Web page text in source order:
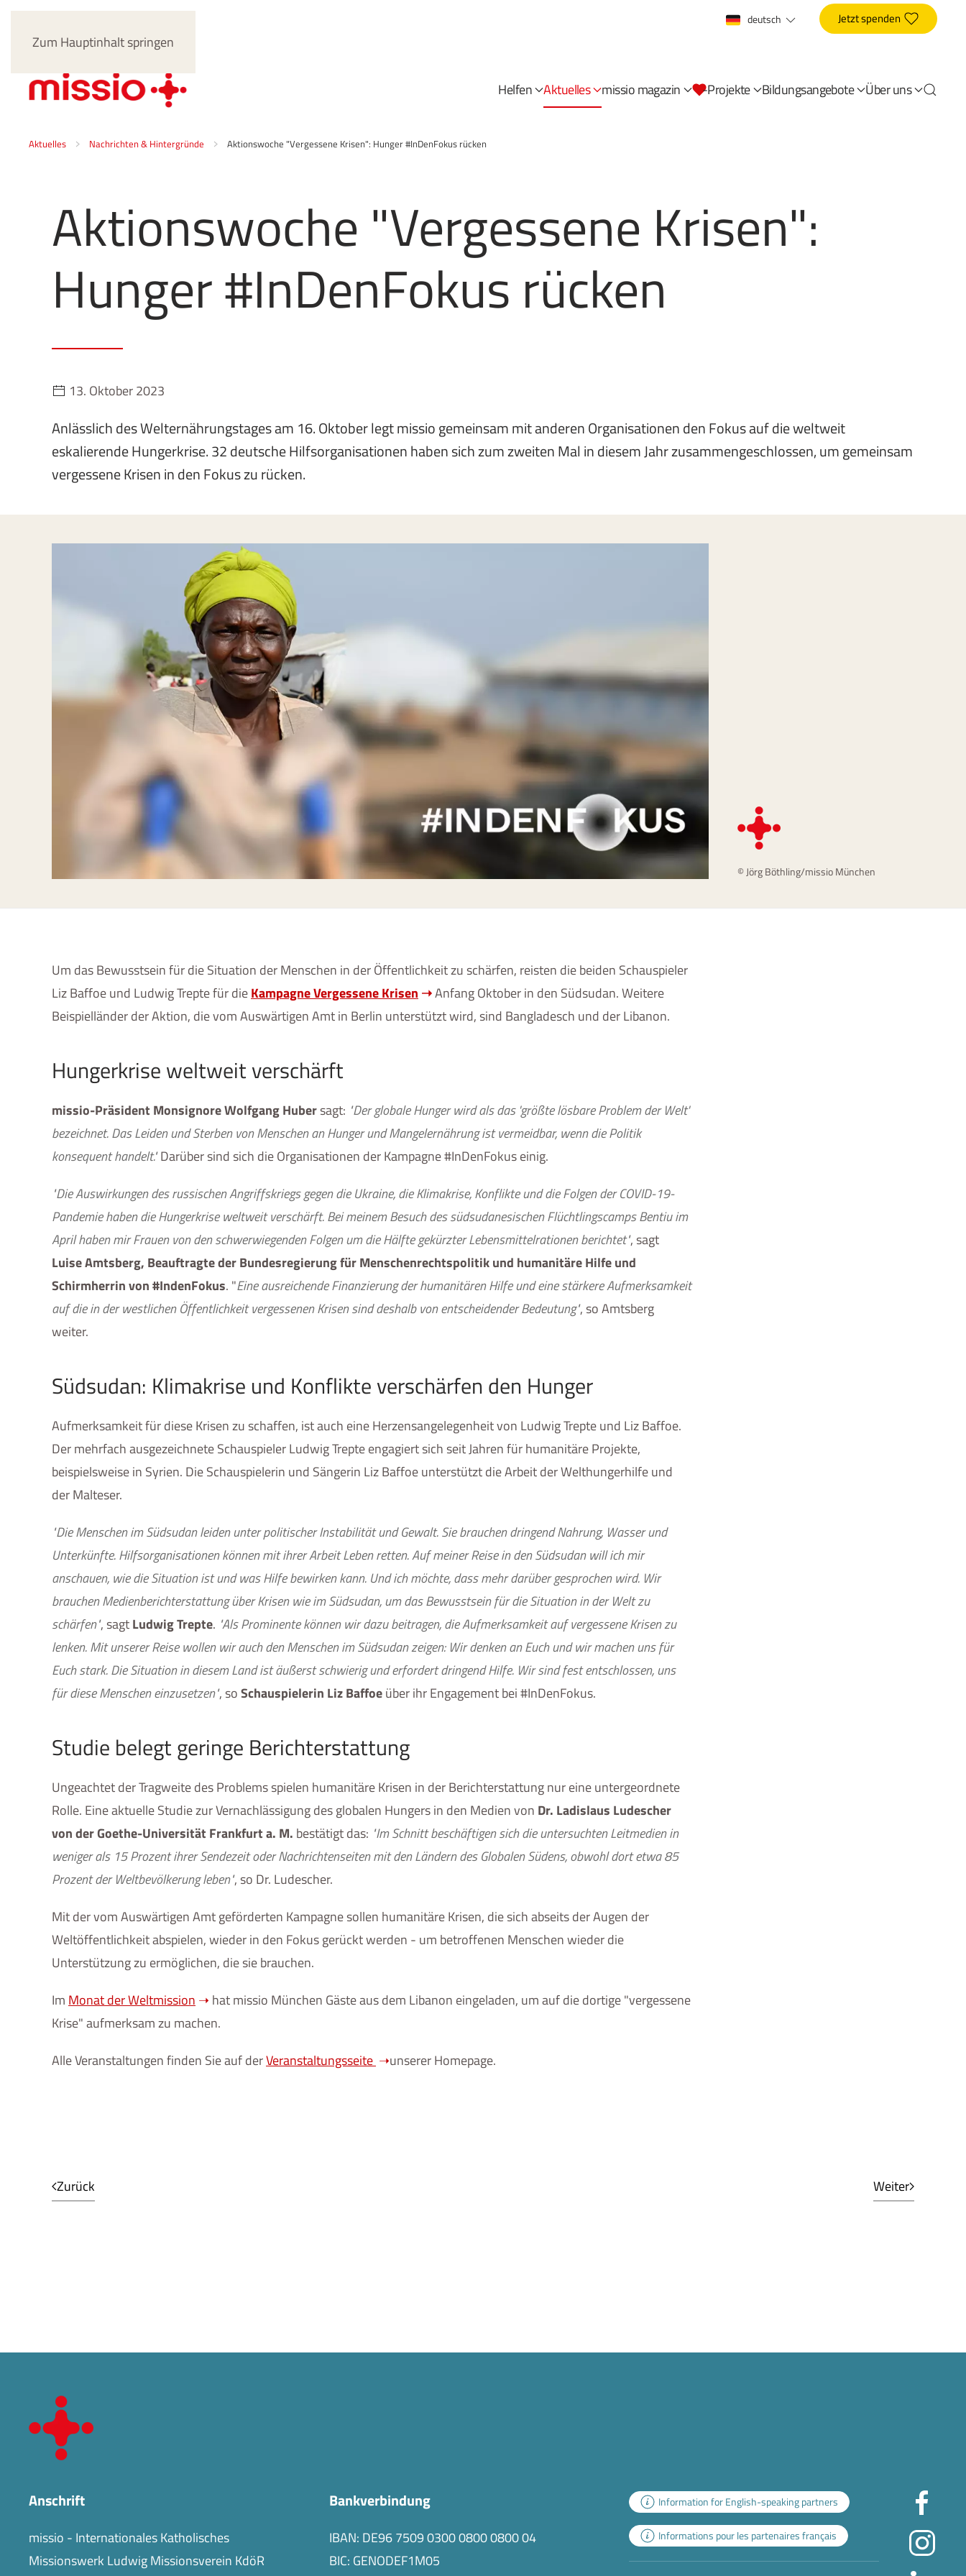
Zum Hauptinhalt springen
deutsch Jetzt spenden
Helfen Aktuelles missio magazin -Projekte Bildungsangebote Über uns
Aktuelles Nachrichten & Hintergründe Aktionswoche "Vergessene Krisen": Hunger #InDenFokus rücken
Aktionswoche "Vergessene Krisen":
Hunger #InDenFokus rücken
13. Oktober 2023
Anlässlich des Welternährungstages am 16. Oktober legt missio gemeinsam mit anderen Organisationen den Fokus auf die weltweit
eskalierende Hungerkrise. 32 deutsche Hilfsorganisationen haben sich zum zweiten Mal in diesem Jahr zusammengeschlossen, um gemeinsam
vergessene Krisen in den Fokus zu rücken.
© Jörg Böthling/missio München
Um das Bewusstsein für die Situation der Menschen in der Öffentlichkeit zu schärfen, reisten die beiden Schauspieler
Liz Baffoe und Ludwig Trepte für dieKampagne Vergessene Krisen
Anfang Oktober in den Südsudan. Weitere
Beispielländer der Aktion, die vom Auswärtigen Amt in Berlin unterstützt wird, sind Bangladesch und der Libanon.
Hungerkrise weltweit verschärft
missio-Präsident Monsignore Wolfgang Hubersagt: "Der globale Hunger wird als das 'größte lösbare Problem der Welt'
bezeichnet. Das Leiden und Sterben von Menschen an Hunger und Mangelernährung ist vermeidbar, wenn die Politik
konsequent handelt."Darüber sind sich die Organisationen der Kampagne #InDenFokus einig.
"Die Auswirkungen des russischen Angriffskriegs gegen die Ukraine, die Klimakrise, Konflikte und die Folgen der COVID-19-
Pandemie haben die Hungerkrise weltweit verschärft. Bei meinem Besuch des südsudanesischen Flüchtlingscamps Bentiu im
April haben mir Frauen von den schwerwiegenden Folgen um die Hälfte gekürzter Lebensmittelrationen berichtet", sagt
Luise Amtsberg, Beauftragte der Bundesregierung für Menschenrechtspolitik und humanitäre Hilfe und
Schirmherrin von #IndenFokus. "Eine ausreichende Finanzierung der humanitären Hilfe und eine stärkere Aufmerksamkeit
auf die in der westlichen Öffentlichkeit vergessenen Krisen sind deshalb von entscheidender Bedeutung", so Amtsberg
weiter.
Südsudan: Klimakrise und Konflikte verschärfen den Hunger
Aufmerksamkeit für diese Krisen zu schaffen, ist auch eine Herzensangelegenheit von Ludwig Trepte und Liz Baffoe.
Der mehrfach ausgezeichnete Schauspieler Ludwig Trepte engagiert sich seit Jahren für humanitäre Projekte,
beispielsweise in Syrien. Die Schauspielerin und Sängerin Liz Baffoe unterstützt die Arbeit der Welthungerhilfe und
der Malteser.
"Die Menschen im Südsudan leiden unter politischer Instabilität und Gewalt. Sie brauchen dringend Nahrung, Wasser und
Unterkünfte. Hilfsorganisationen können mit ihrer Arbeit Leben retten. Auf meiner Reise in den Südsudan will ich mir
anschauen, wie die Situation ist und was Hilfe bewirken kann. Und ich möchte, dass mehr darüber gesprochen wird. Wir
brauchen Medienberichterstattung über Krisen wie im Südsudan, um das Bewusstsein für die Situation in der Welt zu
schärfen", sagtLudwig Trepte. "Als Prominente können wir dazu beitragen, die Aufmerksamkeit auf vergessene Krisen zu
lenken. Mit unserer Reise wollen wir auch den Menschen im Südsudan zeigen: Wir denken an Euch und wir machen uns für
Euch stark. Die Situation in diesem Land ist äußerst schwierig und erfordert dringend Hilfe. Wir sind fest entschlossen, uns
für diese Menschen einzusetzen", soSchauspielerin Liz Baffoeüber ihr Engagement bei #InDenFokus.
Studie belegt geringe Berichterstattung
Ungeachtet der Tragweite des Problems spielen humanitäre Krisen in der Berichterstattung nur eine untergeordnete
Rolle. Eine aktuelle Studie zur Vernachlässigung des globalen Hungers in den Medien von Dr. Ladislaus Ludescher
von der Goethe-Universität Frankfurt a. M. bestätigt das: "Im Schnitt beschäftigen sich die untersuchten Leitmedien in
weniger als 15 Prozent ihrer Sendezeit oder Nachrichtenseiten mit den Ländern des Globalen Südens, obwohl dort etwa 85
Prozent der Weltbevölkerung leben", so Dr. Ludescher.
Mit der vom Auswärtigen Amt geförderten Kampagne sollen humanitäre Krisen, die sich abseits der Augen der
Weltöffentlichkeit abspielen, wieder in den Fokus gerückt werden - um betroffenen Menschen wieder die
Unterstützung zu ermöglichen, die sie brauchen.
ImMonat der Weltmission
hat missio München Gäste aus dem Libanon eingeladen, um auf die dortige "vergessene
Krise" aufmerksam zu machen.
Alle Veranstaltungen finden Sie auf derVeranstaltungsseite unserer Homepage.
Zurück Weiter
Anschrift
missio - Internationales Katholisches
Missionswerk Ludwig Missionsverein KdöR
Bankverbindung
IBAN: DE96 7509 0300 0800 0800 04
BIC: GENODEF1M05
Information for English-speaking partners
Informations pour les partenaires français